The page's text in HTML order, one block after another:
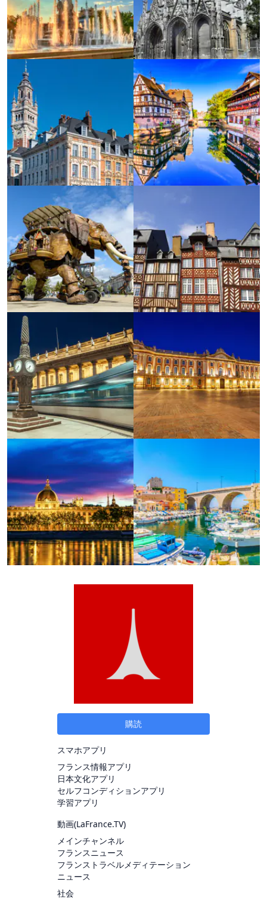
購読
スマホアプリ
フランス情報アプリ
日本文化アプリ
セルフコンディションアプリ
学習アプリ
動画(LaFrance.TV)
メインチャンネル
フランスニュース
フランストラベルメディテーション
ニュース
社会